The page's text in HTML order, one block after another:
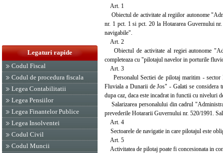
Legaturi rapide
Codul Fiscal
Codul de procedura fiscala
Legea Contabilitatii
Legea Pensiilor
Legea Finantelor Publice
Legea Insolventei
Codul Civil
Codul Muncii
Art. 1
Obiectul de activitate al regiilor autonome
nr. 1 pct. 1 si pct. 20 la Hotararea Guvernului
navigabile".
Art. 2
Obiectul de activitate al regiei autonome
completeaza cu "pilotajul navelor in porturile
Art. 3
Personalul Sectiei de pilotaj maritim - sector
Fluviala a Dunarii de Jos" - Galati se considera
dupa caz, daca este incadrat in functii cu niveluri
Salarizarea personalului din cadrul
prevederile Hotararii Guvernului nr. 520/1991.
Art. 4
Sectoarele de navigatie in care pilotajul este
Art. 5
Activitatea de pilotaj poate fi concesionata in